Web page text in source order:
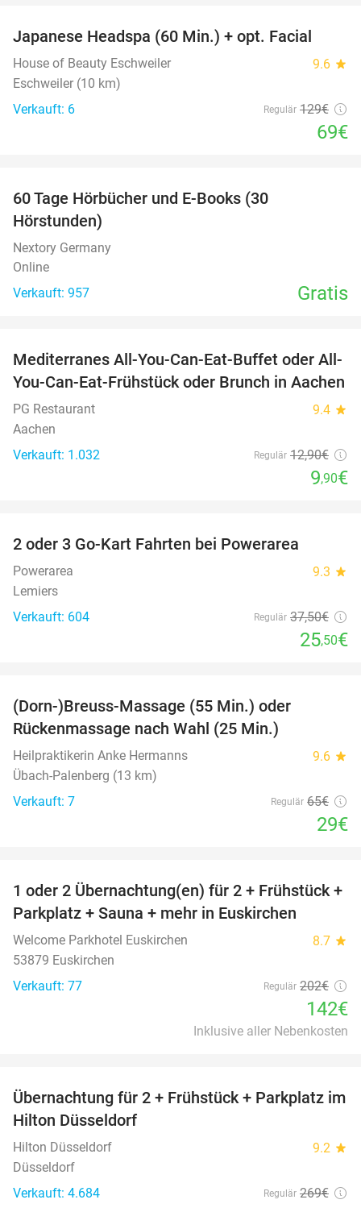
Japanese Headspa (60 Min.) + opt. Facial
House of Beauty Eschweiler 9.6 star
Eschweiler (10 km)
Verkauft: 6
Regulär 129€
69€
60 Tage Hörbücher und E-Books (30
Hörstunden)
Nextory Germany
Online
Verkauft: 957
Gratis
23%
Mediterranes All-You-Can-Eat-Buffet oder All-
You-Can-Eat-Frühstück oder Brunch in Aachen
PG Restaurant 9.4 star
Aachen
Verkauft: 1.032
Regulär 12,90€
9,90€
2 oder 3 Go-Kart Fahrten bei Powerarea
Powerarea 9.3 star
Lemiers
Verkauft: 604
Regulär 37,50€
25,50€
(Dorn-)Breuss-Massage (55 Min.) oder
Rückenmassage nach Wahl (25 Min.)
Heilpraktikerin Anke Hermanns 9.6 star
Übach-Palenberg (13 km)
Verkauft: 7
Regulär 65€
29€
30%
1 oder 2 Übernachtung(en) für 2 + Frühstück +
Parkplatz + Sauna + mehr in Euskirchen
Welcome Parkhotel Euskirchen 8.7 star
53879 Euskirchen
Verkauft: 77
Regulär 202€
142€
Inklusive aller Nebenkosten
63%
Übernachtung für 2 + Frühstück + Parkplatz im
Hilton Düsseldorf
Hilton Düsseldorf 9.2 star
Düsseldorf
Verkauft: 4.684
Regulär 269€